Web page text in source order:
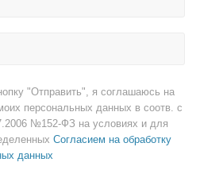
"Отправить", я соглашаюсь на
персональных данных в соотв. с
№152-ФЗ на условиях и для
Согласием на обработку
данных